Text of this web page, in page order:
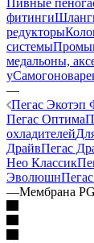
фитинги
редукторы
системы
медальоны,
у
—
Пегас Экотэп
Пегас Оптима
охладителей
ДрайвПегас
Нео Классик
Эволюшн
—Мембрана